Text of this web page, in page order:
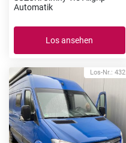
Automatik
Los ansehen
Los-Nr.: 432